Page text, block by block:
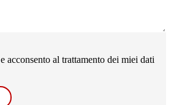
e acconsento al trattamento dei miei dati